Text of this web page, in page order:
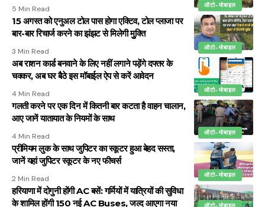
ऑटो-मोबाइल
5 Min Read
ऑटो-मोबाइल
15 अगस्त को एनुअल टोल पास होगा एक्टिव, टोल प्लाजा पर
बार-बार रिचार्ज करने का झंझट से मिलेगी मुुक्ति
3 Min Read
ऑटो-मोबाइल
अब राशन कार्ड बनवाने के लिए नहीं लगाने पड़ेंगे दफ्तर के
चक्कर, अब घर बैठे इस मॉबाईल ऐप से करें आवेदन
4 Min Read
ऑटो-मोबाइल
गलती करने पर एक दिन में कितनी बार कटता है वाहन चालान,
आए जानें यातायात के नियमों के साथ
4 Min Read
ऑटो-मोबाइल
प्रीमियम लुक के साथ जुपिटर का स्कूटर हुआ बेहद सस्ता,
जानें यहां जुपिटर स्कूटर के नए फीचर्स
2 Min Read
ऑटो-मोबाइल
हरियाणा में दोगुनी होंगी AC बसें: गर्मियों में यात्रियों की सुविधा
के शामिल होंगी 150 नई AC Buses, जल्द आएगा नया